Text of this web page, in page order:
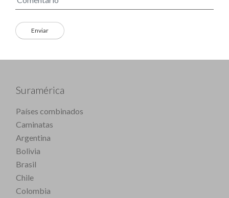
Suramérica
Países combinados
Caminatas
Argentina
Bolivia
Brasil
Chile
Colombia